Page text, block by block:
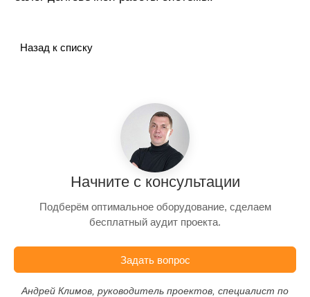
Назад к списку
Начните с консультации
Подберём оптимальное оборудование, сделаем
бесплатный аудит проекта.
Задать вопрос
Андрей Климов, руководитель проектов, специалист по